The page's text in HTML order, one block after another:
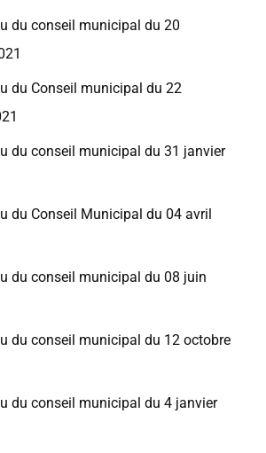
du conseil municipal du 20
du Conseil municipal du 22
du conseil municipal du 31 janvier
du Conseil Municipal du 04 avril
du conseil municipal du 08 juin
du conseil municipal du 12 octobre
du conseil municipal du 4 janvier